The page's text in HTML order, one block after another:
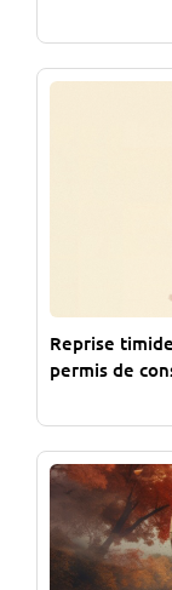
Reprise
permis de